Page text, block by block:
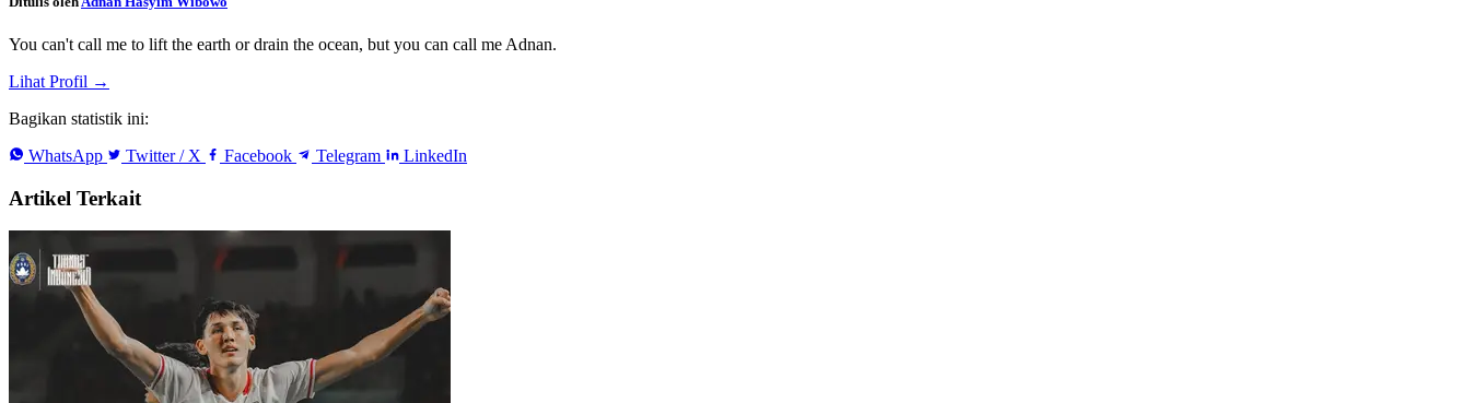
You can't call me to lift the earth or drain the ocean, but you can call me Adnan.
Lihat Profil →
Bagikan statistik ini:
WhatsApp
Twitter / X Facebook Telegram LinkedIn
Artikel Terkait